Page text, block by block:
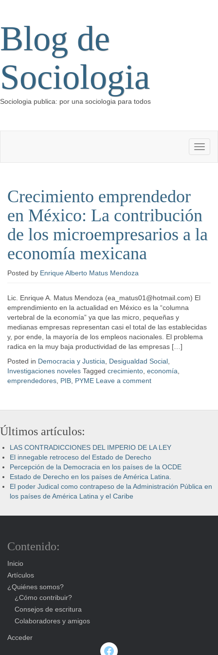
Blog de
Sociologia
Sociologia publica: por una sociologia para todos
Crecimiento emprendedor
en México: La contribución
de los microempresarios a la
economía mexicana
Posted by Enrique Alberto Matus Mendoza
Lic. Enrique A. Matus Mendoza (ea_matus01@hotmail.com) El
emprendimiento en la actualidad en México es la “columna
vertebral de la economía” ya que las micro, pequeñas y
medianas empresas representan casi el total de las establecidas
y, por ende, la mayoría de los empleos nacionales. El problema
radica en la muy baja productividad de las empresas […]
Posted in Democracia y Justicia Desigualdad Social
Investigaciones noveles Tagged crecimiento economía​
emprendedores PIB PYME Leave a comment
Últimos artículos:
LAS CONTRADICCIONES DEL IMPERIO DE LA LEY
El innegable retroceso del Estado de Derecho
Percepción de la Democracia en los países de la OCDE
Estado de Derecho en los países de América Latina.
El poder Judical como contrapeso de la Administración Pública en
los países de América Latina y el Caribe
Contenido:
Inicio
Artículos
¿Quiénes somos?
¿Cómo contribuir?
Consejos de escritura
Colaboradores y amigos
Acceder
Facebook